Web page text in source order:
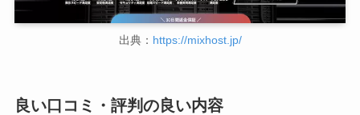
出典： https://mixhost.jp/
良い口コミ・評判の良い内容